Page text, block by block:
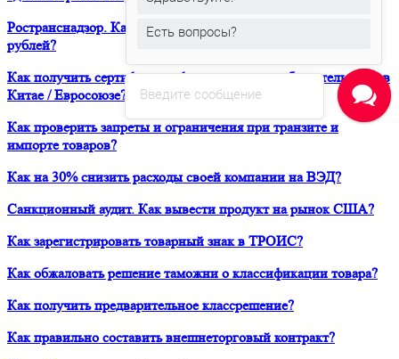
Ространснадзор. Как избежать штрафа в размере 200 000
рублей?
Как получить сертификат о форс-мажорных обстоятельствах в
Китае / Евросоюзе?
Как проверить запреты и ограничения при транзите и
импорте товаров?
Как на 30% снизить расходы своей компании на ВЭД?
Санкционный аудит. Как вывести продукт на рынок США?
Как зарегистрировать товарный знак в ТРОИС?
Как обжаловать решение таможни о классификации товара?
Как получить предварительное классрешение?
Как правильно составить внешнеторговый контракт?
Введите сообщение
Есть вопросы?